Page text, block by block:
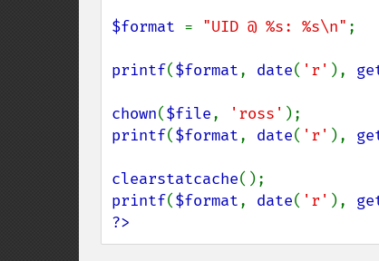
$format = "UID @ %s: %s\n" ;
printf($format, date( 'r' ),
chown($file, 'ross'
printf($format, date( 'r' ),
clearstatcache
printf($format, date( 'r' ),
?>